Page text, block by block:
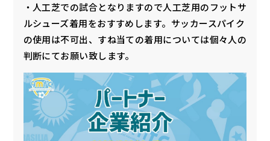
・人工芝での試合となりますので人工芝用のフットサ
ルシューズ着用をおすすめします。サッカースパイク
の使用は不可出、すね当ての着用については個々人の
判断にてお願い致します。